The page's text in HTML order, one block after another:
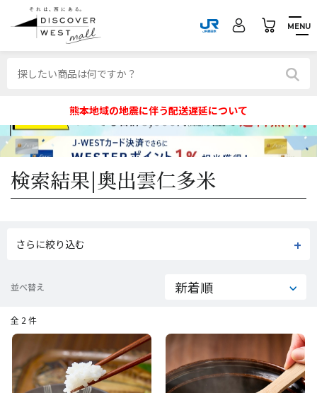
MENU
熊本地域の地震に伴う配送遅延について
検索結果|奥出雲仁多米
さらに絞り込む
並べ替え
全 2 件